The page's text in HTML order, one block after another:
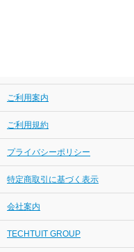
ご利用案内
ご利用規約
プライバシーポリシー
特定商取引に基づく表示
会社案内
TECHTUIT GROUP